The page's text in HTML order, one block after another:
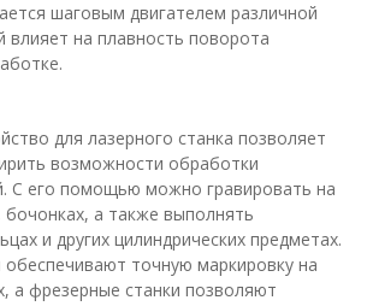
шаговым двигателем различной
влияет на плавность поворота
для лазерного станка позволяет
возможности обработки
С его помощью можно гравировать на
бочонках, а также выполнять
и других цилиндрических предметах.
точную маркировку на
а фрезерные станки позволяют